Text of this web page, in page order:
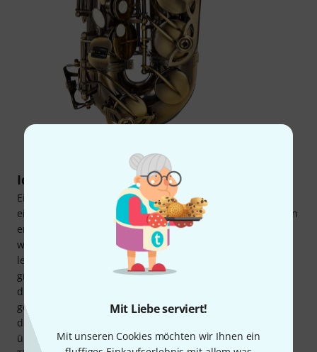
Mit Liebe serviert!
Mit unseren Cookies möchten wir Ihnen ein
Ideal für populäre Musikstile
Ein Einsteigersaxophon sollte so beschaffen sein, dass es
ein gut intonierendes und dynamisches Spiel in allen Lagen
ermöglicht. Die Intonationsmöglichkeiten sollten nicht zu
weit, aber auch nicht zu eng sein. Die Mechanik muss
leichtgängig laufen und die Klappen sollten bequem zu
greifen sein. Das Thomann „Antique“ Saxophon entspricht
diesen Eigenschaften und ist daher für einen guten Start
geeignet. Wer sich als Anfänger oder als Quereinsteiger
dem Eb-Altsaxophon zuwenden möchte, ist aufgrund des
überzeugenden Preis-Leistungs-Verhältnisses mit dem